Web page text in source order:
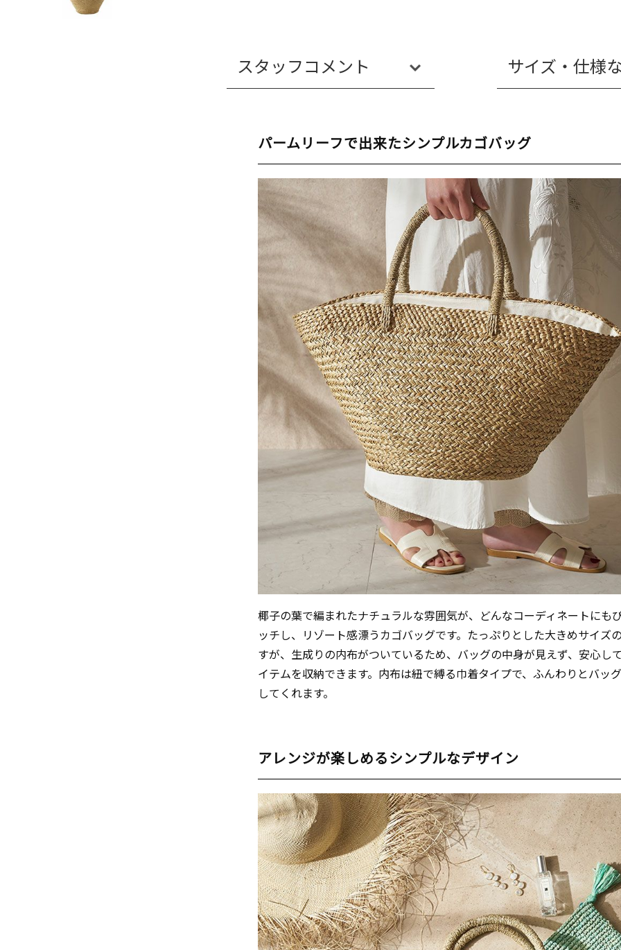
スタッフコメント サイズ・仕様
パームリーフで出来たシンプルカゴバッグ
椰子の葉で編まれたナチュラルな雰囲気が、どんなコーディネートにも
ッチし、リゾート感漂うカゴバッグです。たっぷりとした大きめサイズ
すが、生成りの内布がついているため、バッグの中身が見えず、安心し
イテムを収納できます。内布は紐で縛る巾着タイプで、ふんわりとバッ
してくれます。
アレンジが楽しめるシンプルなデザイン